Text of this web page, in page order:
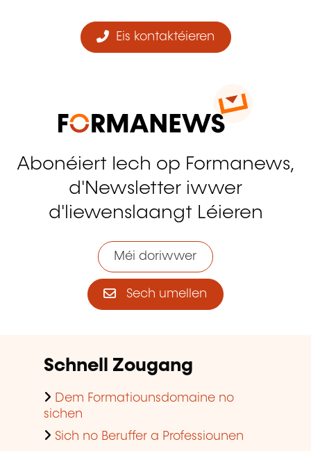
Eis kontaktéieren
Abonéiert Iech op Formanews,
d'Newsletter iwwer
d'liewenslaangt Léieren
Méi doriwwer
Sech umellen
Schnell Zougang
Dem Formatiounsdomaine no
sichen
Sich no Beruffer a Professiounen